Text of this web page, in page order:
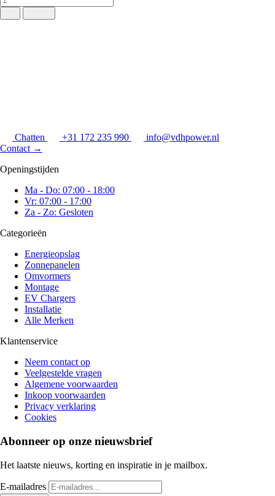
Chatten +31 172 235 990
info@vdhpower.nl
Contact →
Openingstijden
Ma - Do: 07:00 - 18:00
Vr: 07:00 - 17:00
Za - Zo: Gesloten
Categorieën
Energieopslag
Zonnepanelen
Omvormers
Montage
EV Chargers
Installatie
Alle Merken
Klantenservice
Neem contact op
Veelgestelde vragen
Algemene voorwaarden
Inkoop voorwaarden
Privacy verklaring
Cookies
Abonneer op onze nieuwsbrief
Het laatste nieuws, korting en inspiratie in je mailbox.
E-mailadres